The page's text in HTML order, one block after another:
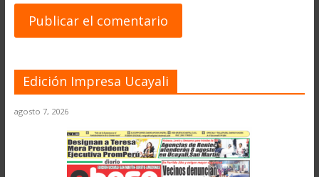
Edición Impresa Ucayali
agosto 7, 2026